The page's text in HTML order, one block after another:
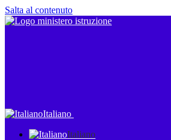
Salta al contenuto
Italiano
Italiano